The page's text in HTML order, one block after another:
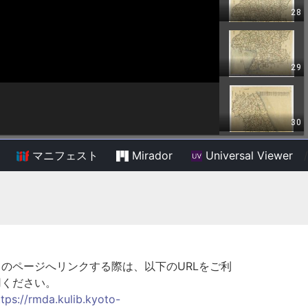
マニフェスト Mirador Universal Viewer
ページへリンクする際は、以下のURLをご利
ださい。
rmda.kulib.kyoto-